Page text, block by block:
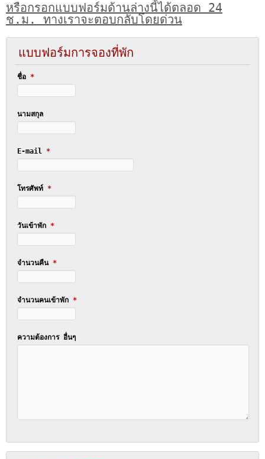
หรือกรอกแบบฟอร์มด้านล่างนี้ได้ตลอด 24
ช.ม. ทางเราจะตอบกลับโดยด่วน
แบบฟอร์มการจองที่พัก
ชื่อ *
นามสกุล
E-mail *
โทรศัพท์ *
วันเข้าพัก *
จำนวนคืน *
จำนวนคนเข้าพัก *
ความต้องการ อื่นๆ